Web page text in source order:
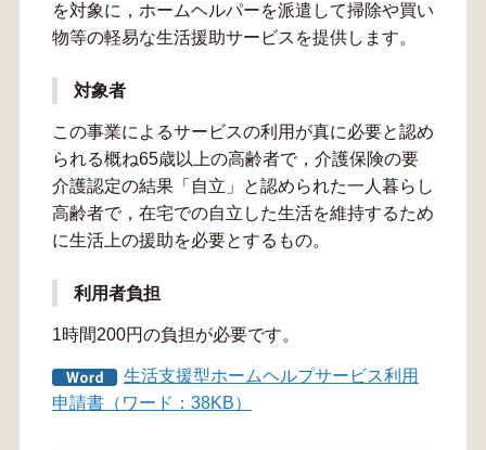
を対象に，ホームヘルパーを派遣して掃除や買い
物等の軽易な生活援助サービスを提供します。
対象者
この事業によるサービスの利用が真に必要と認め
られる概ね65歳以上の高齢者で，介護保険の要
介護認定の結果「自立」と認められた一人暮らし
高齢者で，在宅での自立した生活を維持するため
に生活上の援助を必要とするもの。
利用者負担
1時間200円の負担が必要です。
生活支援型ホームヘルプサービス利用
申請書（ワード：38KB）